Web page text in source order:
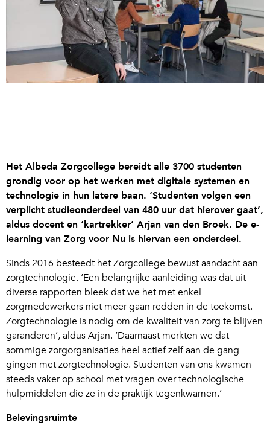
Het Albeda Zorgcollege bereidt alle 3700 studenten
grondig voor op het werken met digitale systemen en
technologie in hun latere baan. ‘Studenten volgen een
verplicht studieonderdeel van 480 uur dat hierover gaat’,
aldus docent en ‘kartrekker’ Arjan van den Broek. De e-
learning van Zorg voor Nu is hiervan een onderdeel.
Sinds 2016 besteedt het Zorgcollege bewust aandacht aan
zorgtechnologie. ‘Een belangrijke aanleiding was dat uit
diverse rapporten bleek dat we het met enkel
zorgmedewerkers niet meer gaan redden in de toekomst.
Zorgtechnologie is nodig om de kwaliteit van zorg te blijven
garanderen’, aldus Arjan. ‘Daarnaast merkten we dat
sommige zorgorganisaties heel actief zelf aan de gang
gingen met zorgtechnologie. Studenten van ons kwamen
steeds vaker op school met vragen over technologische
hulpmiddelen die ze in de praktijk tegenkwamen.’
Belevingsruimte